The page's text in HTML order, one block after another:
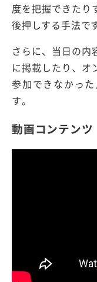
度を把握できたり
後押しする手法で
さらに、当日の内
に掲載したり、オ
参加できなかっ
す。
動画コンテンツ